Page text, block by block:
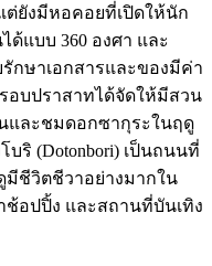
ต่ยังมีหอคอยที่เปิดให้นัก
แบบ 360 องศา และ
ษาเอกสารและของมีค่า
อบปราสาทได้จัดให้มีสวน
และชมดอกซากุระในฤดู
ริ (Dotonbori) เป็นถนนที่
มีชีวิตชีวาอย่างมากใน
อปปิ้ง และสถานที่บันเทิง